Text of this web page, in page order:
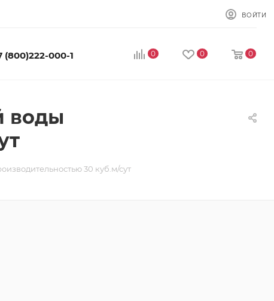
ВОЙТИ
(800)222-000-1 0 0 0
воды
30 куб.м/сут